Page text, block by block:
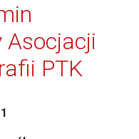
Asocjacji
PTK